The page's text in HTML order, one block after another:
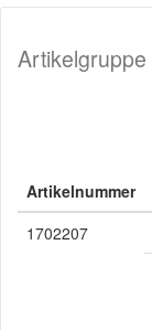
Artikelgruppe
Artikelnummer
1702207